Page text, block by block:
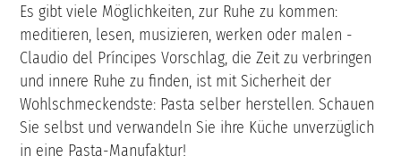
Es gibt viele Möglichkeiten, zur Ruhe zu kommen:
meditieren, lesen, musizieren, werken oder malen -
Claudio del Príncipes Vorschlag, die Zeit zu verbringen
und innere Ruhe zu finden, ist mit Sicherheit der
Wohlschmeckendste: Pasta selber herstellen. Schauen
Sie selbst und verwandeln Sie ihre Küche unverzüglich
in eine Pasta-Manufaktur!